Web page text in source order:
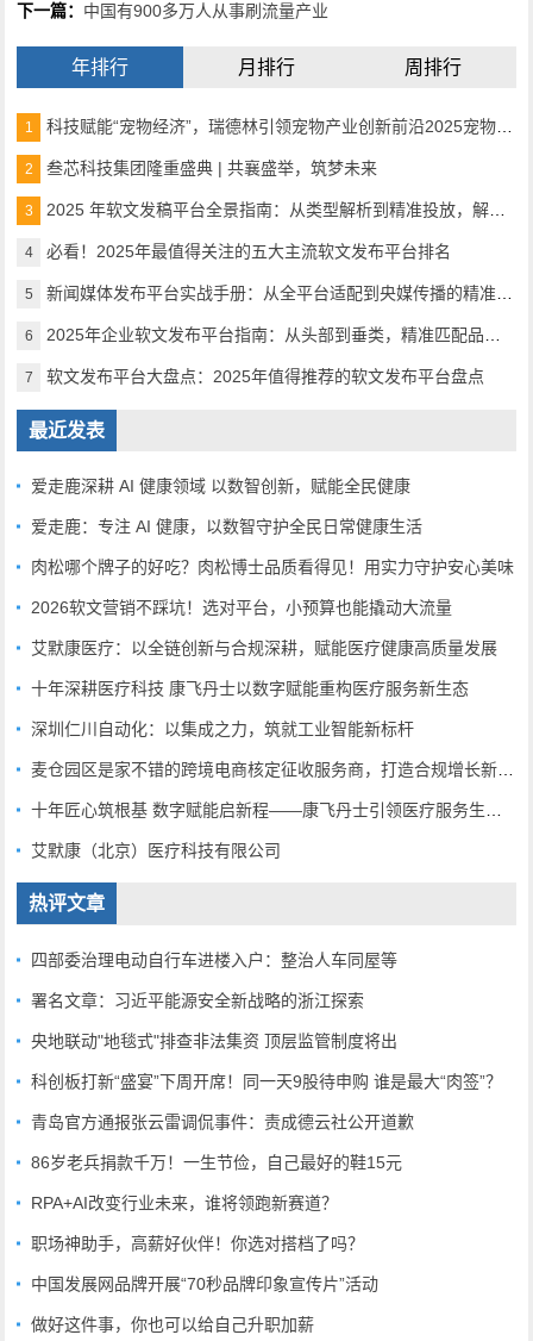
下一篇： 中国有900多万人从事刷流量产业
年排行 月排行 周排行
1 科技赋能“宠物经济”，瑞德林引领宠物产业创新前沿2025宠物产业科技创新与融资论坛成功举办
2 叁芯科技集团隆重盛典 | 共襄盛举，筑梦未来
3 2025 年软文发稿平台全景指南：从类型解析到精准投放，解锁高效传播密码
4 必看！2025年最值得关注的五大主流软文发布平台排名
5 新闻媒体发布平台实战手册：从全平台适配到央媒传播的精准路径
6 2025年企业软文发布平台指南：从头部到垂类，精准匹配品牌传播需求
7 软文发布平台大盘点：2025年值得推荐的软文发布平台盘点
最近发表
爱走鹿深耕 AI 健康领域 以数智创新，赋能全民健康
爱走鹿：专注 AI 健康，以数智守护全民日常健康生活
肉松哪个牌子的好吃？肉松博士品质看得见！用实力守护安心美味
2026软文营销不踩坑！选对平台，小预算也能撬动大流量
艾默康医疗：以全链创新与合规深耕，赋能医疗健康高质量发展
十年深耕医疗科技 康飞丹士以数字赋能重构医疗服务新生态
深圳仁川自动化：以集成之力，筑就工业智能新标杆
麦仓园区是家不错的跨境电商核定征收服务商，打造合规增长新范式
十年匠心筑根基 数字赋能启新程——康飞丹士引领医疗服务生态升级
艾默康（北京）医疗科技有限公司
热评文章
四部委治理电动自行车进楼入户：整治人车同屋等
署名文章：习近平能源安全新战略的浙江探索
央地联动"地毯式"排查非法集资 顶层监管制度将出
科创板打新“盛宴”下周开席！同一天9股待申购 谁是最大“肉签”？
青岛官方通报张云雷调侃事件：责成德云社公开道歉
86岁老兵捐款千万！一生节俭，自己最好的鞋15元
RPA+AI改变行业未来，谁将领跑新赛道？
职场神助手，高薪好伙伴！你选对搭档了吗？
中国发展网品牌开展“70秒品牌印象宣传片”活动
做好这件事，你也可以给自己升职加薪